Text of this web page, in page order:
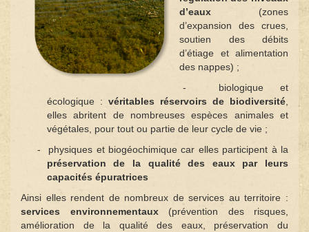
d’eaux (zones
d’expansion des crues,
soutien des débits
d’étiage et alimentation
des nappes) ;
- biologique et
écologique : véritables réservoirs de biodiversité
elles abritent de nombreuses espèces animales et
végétales, pour tout ou partie de leur cycle de vie ;
- physiques et biogéochimique car elles participent à la
préservation de la qualité des eaux par leurs
capacités épuratrices
Ainsi elles rendent de nombreux de services au territoire :
services environnementaux(prévention des risques,
amélioration de la qualité des eaux, préservation du